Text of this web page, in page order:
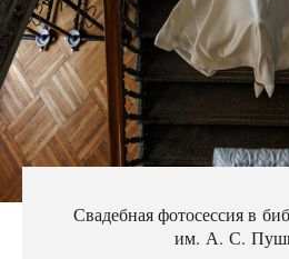
Свадебная фотосессия в
им. А. С.